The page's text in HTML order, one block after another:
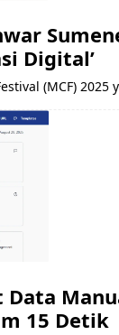
Digital’
(MCF)
15 Detik